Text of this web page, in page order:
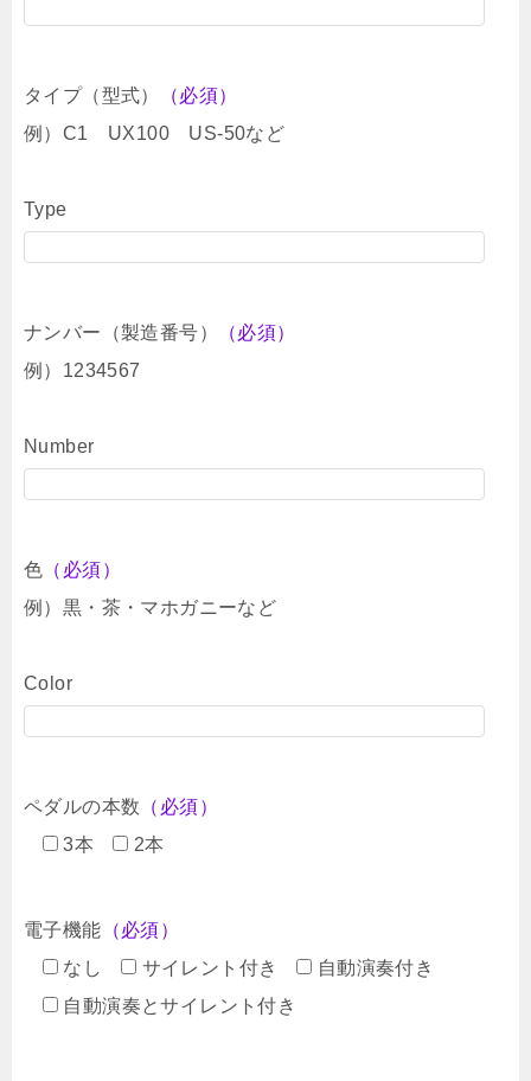
タイプ（型式）
（必須）
例）C1 UX100 US-50など
Type
ナンバー（製造番号）
（必須）
例）1234567
Number
色 （必須）
例）黒・茶・マホガニーなど
Color
ペダルの本数 （必須）
3本
2本
電子機能 （必須）
なし
サイレント付き
自動演奏付き
自動演奏とサイレント付き